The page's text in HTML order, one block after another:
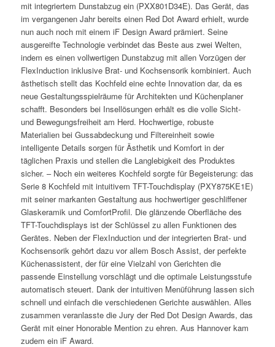
mit integriertem Dunstabzug ein (PXX801D34E). Das Gerät, das
im vergangenen Jahr bereits einen Red Dot Award erhielt, wurde
nun auch noch mit einem iF Design Award prämiert. Seine
ausgereifte Technologie verbindet das Beste aus zwei Welten,
indem es einen vollwertigen Dunstabzug mit allen Vorzügen der
FlexInduction inklusive Brat- und Kochsensorik kombiniert. Auch
ästhetisch stellt das Kochfeld eine echte Innovation dar, da es
neue Gestaltungsspielräume für Architekten und Küchenplaner
schafft. Besonders bei Insellösungen erhält es die volle Sicht-
und Bewegungsfreiheit am Herd. Hochwertige, robuste
Materialien bei Gussabdeckung und Filtereinheit sowie
intelligente Details sorgen für Ästhetik und Komfort in der
täglichen Praxis und stellen die Langlebigkeit des Produktes
sicher. – Noch ein weiteres Kochfeld sorgte für Begeisterung: das
Serie 8 Kochfeld mit intuitivem TFT-Touchdisplay (PXY875KE1E)
mit seiner markanten Gestaltung aus hochwertiger geschliffener
Glaskeramik und ComfortProfil. Die glänzende Oberfläche des
TFT-Touchdisplays ist der Schlüssel zu allen Funktionen des
Gerätes. Neben der FlexInduction und der integrierten Brat- und
Kochsensorik gehört dazu vor allem Bosch Assist, der perfekte
Küchenassistent, der für eine Vielzahl von Gerichten die
passende Einstellung vorschlägt und die optimale Leistungsstufe
automatisch steuert. Dank der intuitiven Menüführung lassen sich
schnell und einfach die verschiedenen Gerichte auswählen. Alles
zusammen veranlasste die Jury der Red Dot Design Awards, das
Gerät mit einer Honorable Mention zu ehren. Aus Hannover kam
zudem ein iF Award.